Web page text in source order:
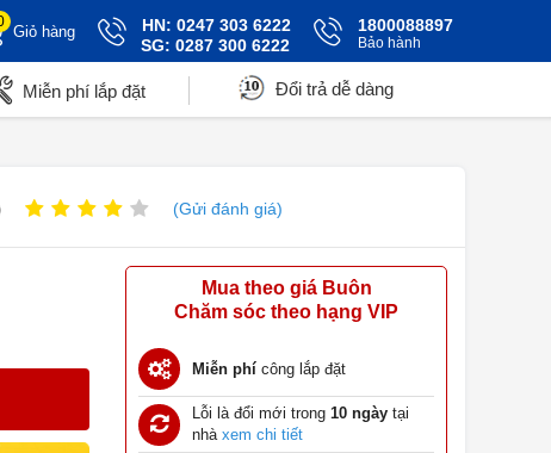
Giỏ hàng
HN: 0247 303 6222
SG: 0287 300 6222
1800088897
Bảo hành
Miễn phí lắp đặt Đổi trả dễ dàng
(Gửi đánh giá)
Mua theo giá Buôn
Chăm sóc theo hạng VIP
Miễn phí công lắp đặt
Lỗi là đổi mới trong 10 ngày tại
nhà xem chi tiết